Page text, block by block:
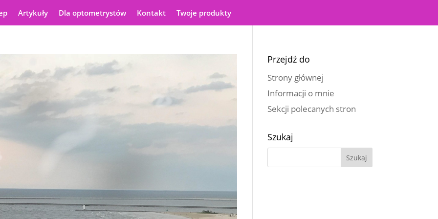
Artykuły Dla optometrystów Kontakt Twoje produkty
Przejdź do
Strony głównej
Informacji o mnie
Sekcji polecanych stron
Szukaj